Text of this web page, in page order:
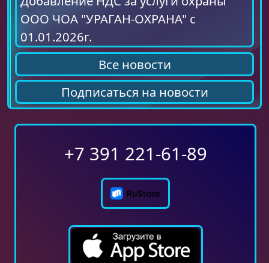
ООО ЧОА "УРАГАН-ОХРАНА" с
01.01.2026г.
Все новости
Подписаться на новости
+7 391 221-61-89